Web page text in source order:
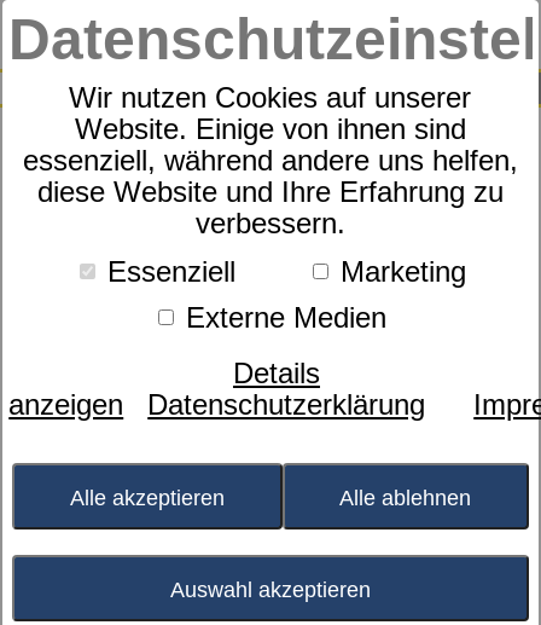
Wir nutzen Cookies auf unserer
Website. Einige von ihnen sind
essenziell, während andere uns helfen,
diese Website und Ihre Erfahrung zu
verbessern.
Essenziell
Marketing
Externe Medien
Details
anzeigen
Datenschutzerklärung
Alle akzeptieren Alle ablehnen
Auswahl akzeptieren
SUCHE
0
Motorrahmen
dormabell CTS M2